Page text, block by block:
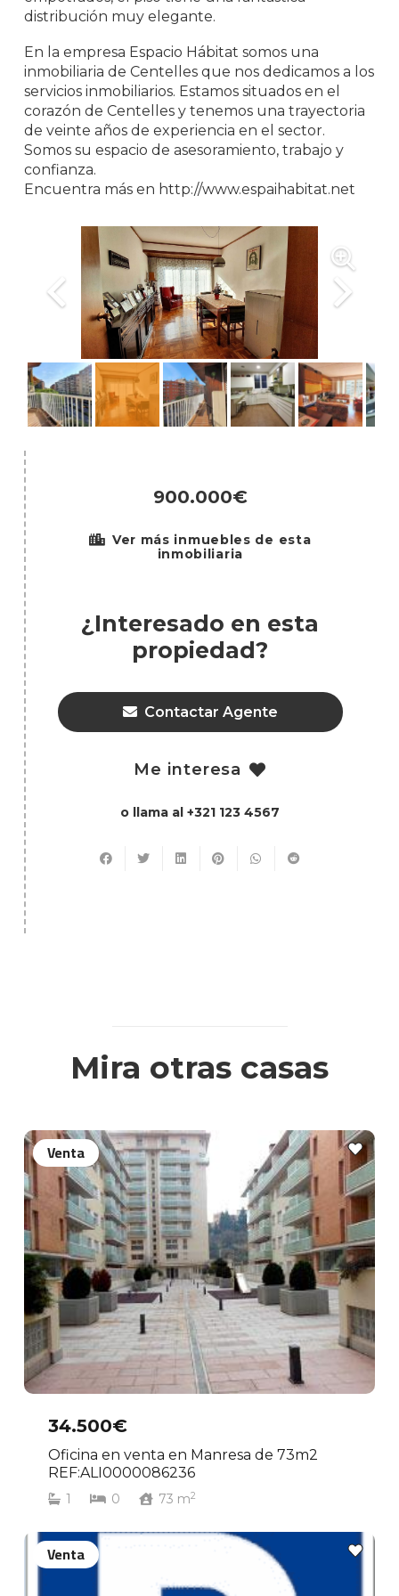
distribución muy elegante.
En la empresa Espacio Hábitat somos una
inmobiliaria de Centelles que nos dedicamos a los
servicios inmobiliarios. Estamos situados en el
corazón de Centelles y tenemos una trayectoria
de veinte años de experiencia en el sector.
Somos su espacio de asesoramiento, trabajo y
confianza.
Encuentra más en http://www.espaihabitat.net
900.000€
Ver más inmuebles de esta
inmobiliaria
¿Interesado en esta
propiedad?
Contactar Agente
Me interesa
o llama al +321 123 4567
Mira otras casas
34.500€
Oficina en venta en Manresa de 73m2
REF:ALI0000086236
1 0 73 m2
Venta
Venta